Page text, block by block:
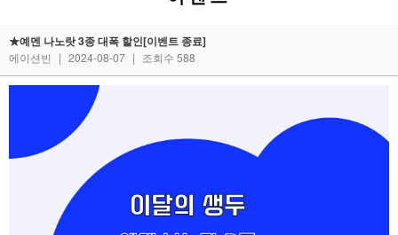
★예멘 나노랏 3종 대폭 할인[이벤트 종료]
에이션빈 | 2024-08-07 | 조회수 588